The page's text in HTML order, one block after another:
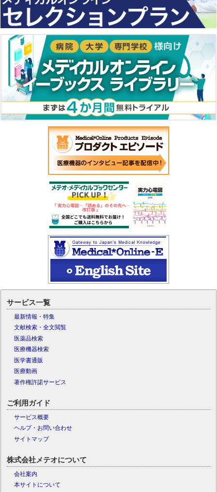
サービス一覧
最新情報・特集
文献検索・全文閲覧
医薬品検索
医療機器検索
医学書通販
医療動画
著作権許諾サービス
ご利用ガイド
サービス概要
ヘルプ・お問い合わせ
サイトマップ
株式会社メテオについて
会社案内
本サイトについて